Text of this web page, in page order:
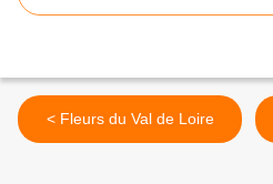
< Fleurs du Val de Loire